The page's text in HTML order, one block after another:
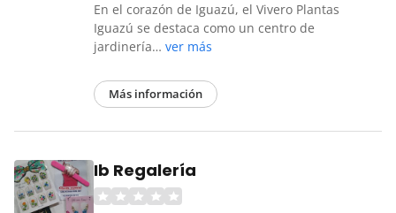
En el corazón de Iguazú, el Vivero Plantas
Iguazú se destaca como un centro de
jardinería… ver más
Más información
Ib Regalería